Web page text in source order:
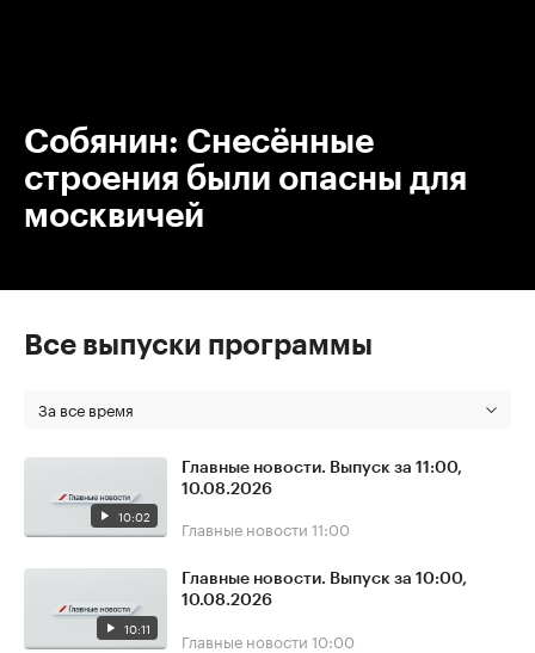
Собянин: Снесённые
строения были опасны для
москвичей
Все выпуски программы
За все время
10:02
Главные новости. Выпуск за 11:00,
10.08.2026
Главные новости 11:00
10:11
Главные новости. Выпуск за 10:00,
10.08.2026
Главные новости 10:00